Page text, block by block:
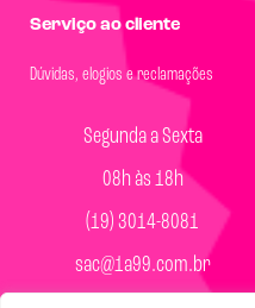
Serviço ao cliente
Dúvidas, elogios e reclamações
Segunda a Sexta
08h às 18h
(19) 3014-8081
sac@1a99.com.br